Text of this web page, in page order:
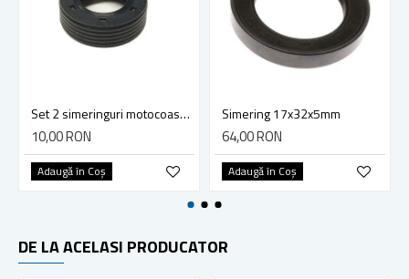
Set 2 simeringuri motocoasa compatibil Stihl FS55, FS38 (12x22x7)
10,00 RON
Adaugă în Coş
Simering 17x32x5mm
64,00 RON
Adaugă în Coş
DE LA ACELASI PRODUCATOR